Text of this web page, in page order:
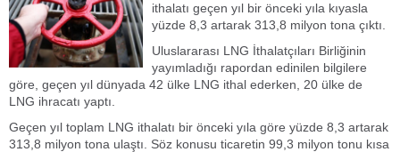
ithalatı geçen yıl bir önceki yıla kıyasla
yüzde 8,3 artarak 313,8 milyon tona çıktı.
Uluslararası LNG İthalatçıları Birliğinin
yayımladığı rapordan edinilen bilgilere
göre, geçen yıl dünyada 42 ülke LNG ithal ederken, 20 ülke de
LNG ihracatı yaptı.
Geçen yıl toplam LNG ithalatı bir önceki yıla göre yüzde 8,3 artarak
313,8 milyon tona ulaştı. Söz konusu ticaretin 99,3 milyon tonu kısa